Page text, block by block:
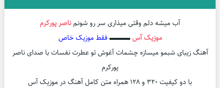
آب میشه دلم وقتی میذاری سر رو شونمناصر پورکرم
موزیک آس▬▬▬ فقط موزیک خاص
آهنگ زیبای شبمو میسازه چشمات آغوش تو عطرت نفسات با صدای ناصر
پورکرم
با دو کیفیت ۳۲۰ و ۱۲۸ همراه متن کامل آهنگ در موزیک آس